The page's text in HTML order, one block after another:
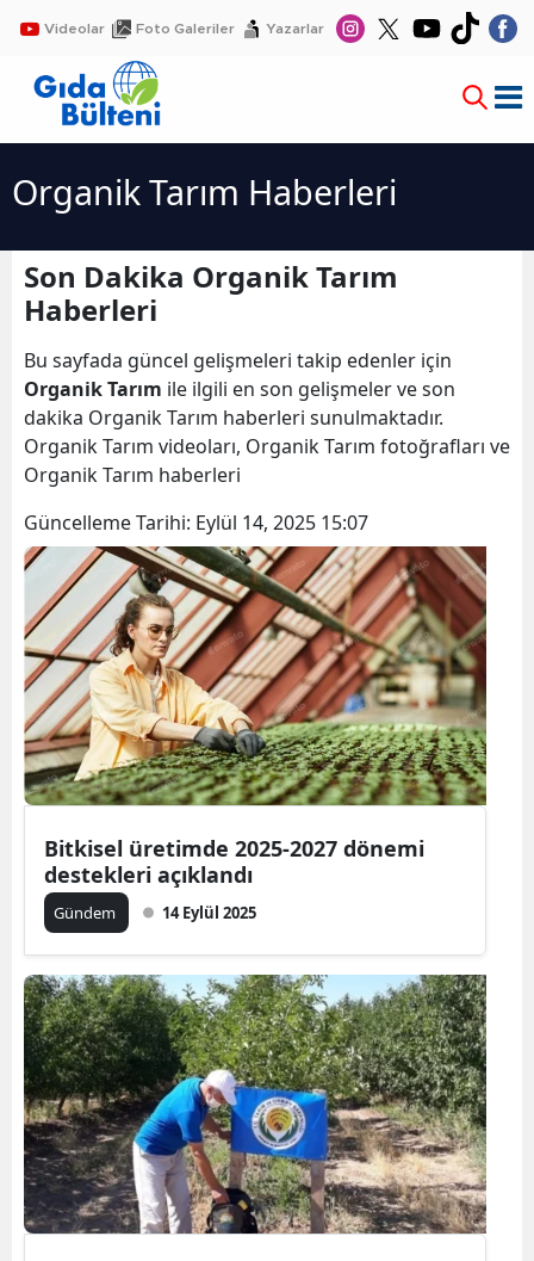
Videolar Foto Galeriler Yazarlar
Organik Tarım Haberleri
Son Dakika Organik Tarım
Haberleri
Bu sayfada güncel gelişmeleri takip edenler için
Organik Tarım ile ilgili en son gelişmeler ve son
dakika Organik Tarım haberleri sunulmaktadır.
Organik Tarım videoları, Organik Tarım fotoğrafları ve
Organik Tarım haberleri
Güncelleme Tarihi: Eylül 14, 2025 15:07
Bitkisel üretimde 2025-2027 dönemi
destekleri açıklandı
Gündem 14 Eylül 2025